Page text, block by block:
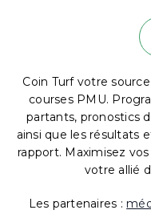
Coin Turf votre
courses PMU.
partants, pronostics
ainsi que les résultats
rapport. Maximisez
votre allié
Les partenaires :